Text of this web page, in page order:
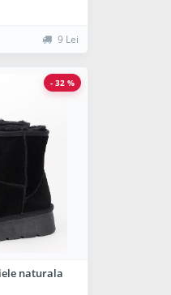
9 Lei
naturala
- 32 %